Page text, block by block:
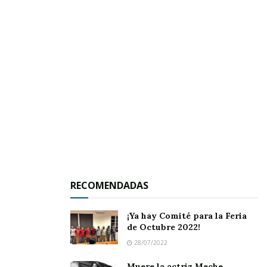
decoración navideña
localidad en un destino perfecto para pasear y
disfrutar del espíritu de la temporada.
RECOMENDADAS
¡Ya hay Comité para la Feria
de Octubre 2022!
28/07/2022